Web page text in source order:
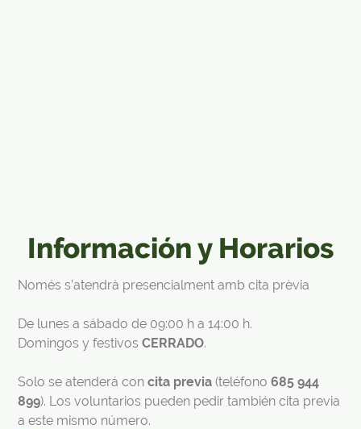
Información y Horarios
Només s’atendrà presencialment amb cita prèvia
De lunes a sábado de 09:00 h a 14:00 h.
Domingos y festivosCERRADO.
Solo se atenderá concita previa (teléfono685 944
899). Los voluntarios pueden pedir también cita previa
a este mismo número.